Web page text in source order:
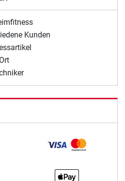
Kunden